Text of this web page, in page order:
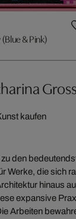
& Pink)
den
Werke, die sich
hinaus
expansive
Arbeiten